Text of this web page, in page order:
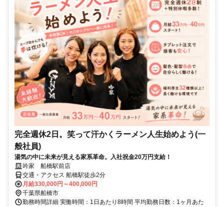
完全週休2日。笑って汗かくラーメン人生始めよう(一
般社員)
湯気の中に未来が見える家系革命。入社祝金20万円支給！
吟家 船橋駅前店
交通・アクセス 船橋駅徒歩2分
月給330,000円～400,000円
千葉県船橋市
勤務時間詳細 実働時間：1日あたり8時間 平均勤務日数：1ヶ月あた